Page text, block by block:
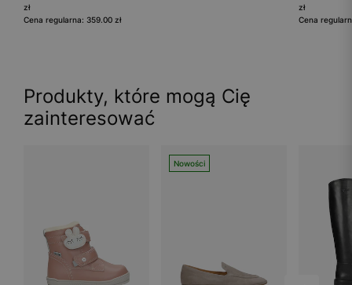
zł
Cena regularna: 359.00 zł
zł
Cena
Produkty, które mogą Cię
zainteresować
Nowości